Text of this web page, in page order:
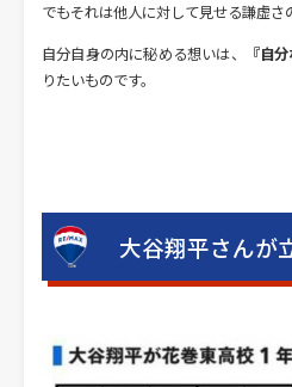
でもそれは他人に対して見せる謙虚さ
自分自身の内に秘める想いは、
『自
りたいものです。
大谷翔平さんが